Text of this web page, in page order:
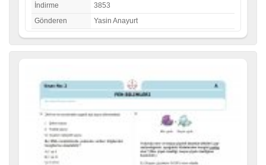
İndirme
3853
Gönderen
Yasin Anayurt